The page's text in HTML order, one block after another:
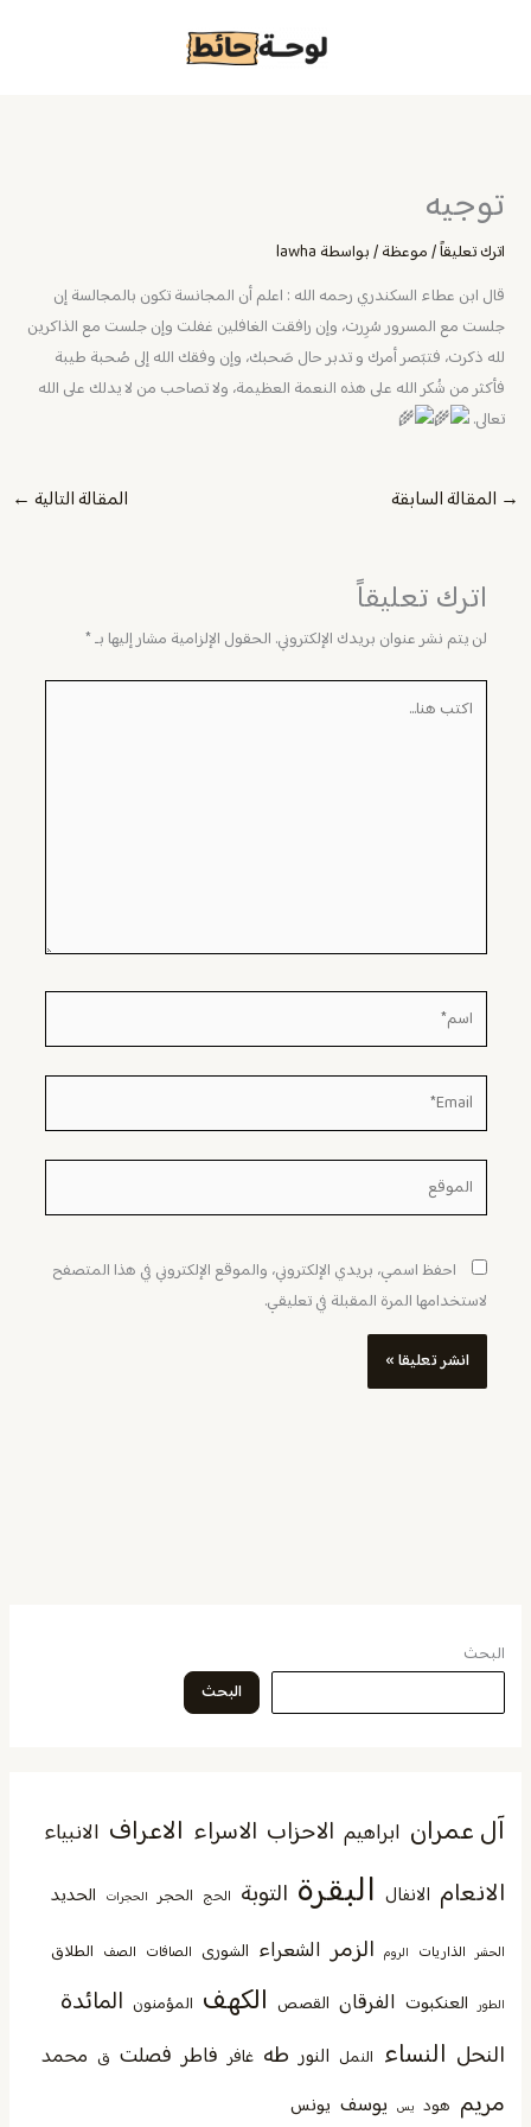
توجيه
اترك تعليقاً/موعظة/ بواسطة lawha
قال ابن عطاء السكندري رحمه الله : اعلم أن المجانسة تكون بالمجالسة إن
جلست مع المسرور سُرِرت، وإن رافقت الغافلين غفلت وإن جلست مع الذاكرين
لله ذكرت، فتبَصر أمرك و تدبر حال صَحبك، وإن وفقك الله إلى صُحبة طيبة
فأكثر من شُكر الله على هذه النعمة العظيمة، ولا تصاحب من لا يدلك على الله
تعالى.
→ المقالة السابقة المقالة التالية ←
اترك تعليقاً
لن يتم نشر عنوان بريدك الإلكتروني. الحقول الإلزامية مشار إليها بـ*
اسم*
Email*
الموقع
احفظ اسمي، بريدي الإلكتروني، والموقع الإلكتروني في هذا المتصفح
لاستخدامها المرة المقبلة في تعليقي.
البحث
البحث
آل عمران ابراهيم الاحزاب الاسراء الاعراف الانبياء
الانعام الانفال البقرة التوبة الحج الحجر الحجرات الحديد
الحشر الذاريات الروم الزمر الشعراء الشورى الصافات الصف الطلاق
الطور العنكبوت الفرقان القصص الكهف المؤمنون المائدة
النحل النساء النمل النور طه غافر فاطر فصلت ق محمد
مريم هود يس يوسف يونس